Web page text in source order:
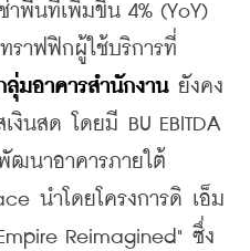
าพื้นที่เพิ่มขึ้น 4% (YoY)
ราฟฟิกผู้ใช้บริการที่
ลุ่มอาคารสำนักงาน ยังคง
งินสด โดยมี BU EBITDA
ฒนาอาคารภายใต้
นำโดยโครงการดิ เอ็ม
Reimagined" ซึ่ง